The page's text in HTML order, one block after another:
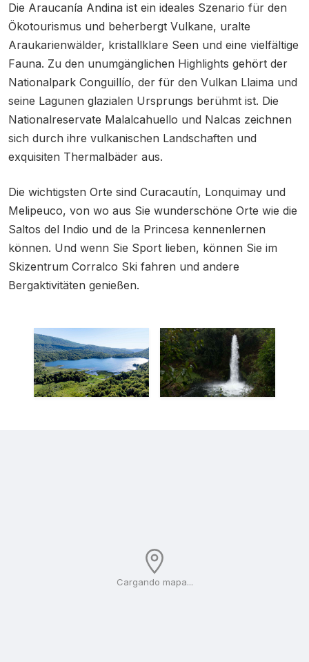
Cargando mapa...
Die Araucanía Andina ist ein ideales Szenario für den
Ökotourismus und beherbergt Vulkane, uralte
Araukarienwälder, kristallklare Seen und eine vielfältige
Fauna. Zu den unumgänglichen Highlights gehört der
Nationalpark Conguillío, der für den Vulkan Llaima und
seine Lagunen glazialen Ursprungs berühmt ist. Die
Nationalreservate Malalcahuello und Nalcas zeichnen
sich durch ihre vulkanischen Landschaften und
exquisiten Thermalbäder aus.
Die wichtigsten Orte sind Curacautín, Lonquimay und
Melipeuco, von wo aus Sie wunderschöne Orte wie die
Saltos del Indio und de la Princesa kennenlernen
können. Und wenn Sie Sport lieben, können Sie im
Skizentrum Corralco Ski fahren und andere
Bergaktivitäten genießen.